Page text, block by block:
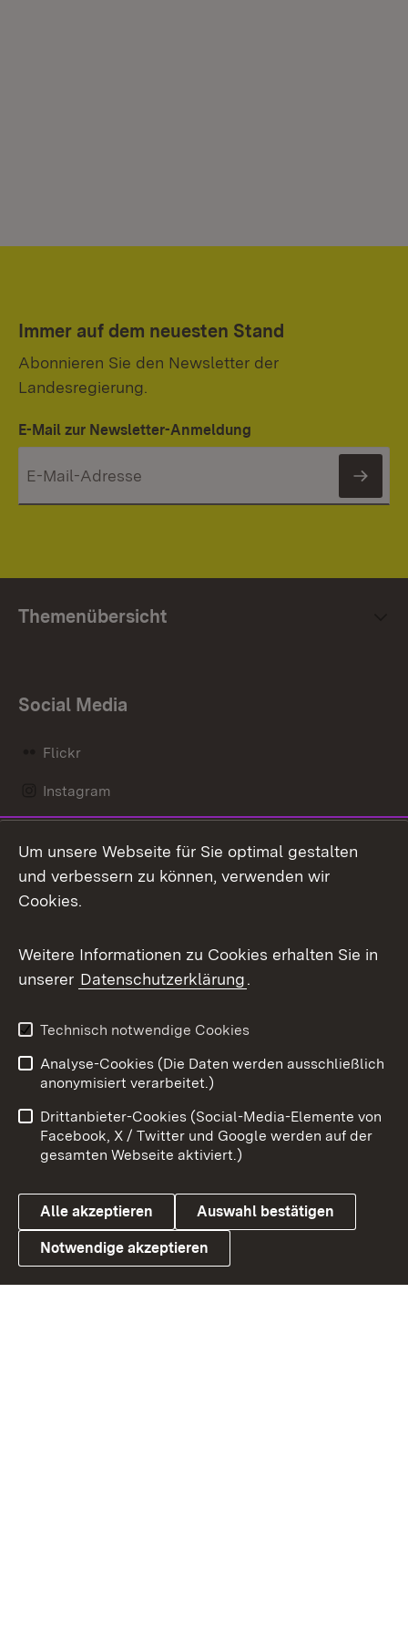
Immer auf dem neuesten Stand
Abonnieren Sie den Newsletter der
Landesregierung.
E-Mail zur Newsletter-Anmeldung
Themenübersicht
Social Media
Flickr
Instagram
Mastodon
Messenger
Social Wall
X / Twitter
Youtube
Link zum Landesportal
Benutzungshinweise
Barrierefreiheit
Datenschutz
Cookies
Um unsere Webseite für Sie optimal gestalten
und verbessern zu können, verwenden wir
Cookies.
Weitere Informationen zu Cookies erhalten Sie in
unserer Datenschutzerklärung.
Technisch notwendige Cookies
Analyse-Cookies (Die Daten werden ausschließlich
anonymisiert verarbeitet.)
Drittanbieter-Cookies (Social-Media-Elemente von
Facebook, X / Twitter und Google werden auf der
gesamten Webseite aktiviert.)
Alle akzeptieren Auswahl bestätigen
Notwendige akzeptieren